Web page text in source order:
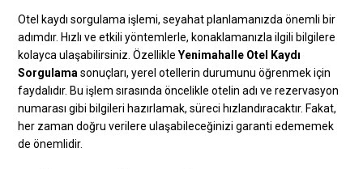
Otel kaydı sorgulama işlemi, seyahat planlamanızda önemli bir
adımdır. Hızlı ve etkili yöntemlerle, konaklamanızla ilgili bilgilere
kolayca ulaşabilirsiniz. ÖzellikleYenimahalle Otel Kaydı
Sorgulama sonuçları, yerel otellerin durumunu öğrenmek için
faydalıdır. Bu işlem sırasında öncelikle otelin adı ve rezervasyon
numarası gibi bilgileri hazırlamak, süreci hızlandıracaktır. Fakat,
her zaman doğru verilere ulaşabileceğinizi garanti edememek
de önemlidir.